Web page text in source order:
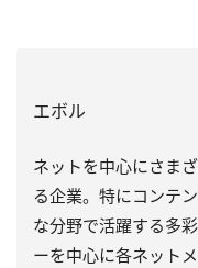
エボル
ネットを中心にさま
る企業。特にコンテ
な分野で活躍する多
ーを中心に各ネット